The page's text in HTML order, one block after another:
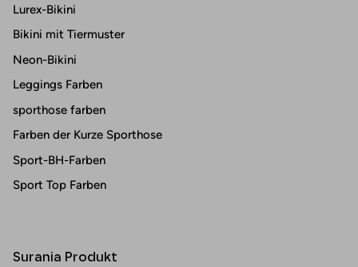
Lurex-Bikini
Bikini mit Tiermuster
Neon-Bikini
Leggings Farben
sporthose farben
Farben der Kurze Sporthose
Sport-BH-Farben
Sport Top Farben
Surania Produkt